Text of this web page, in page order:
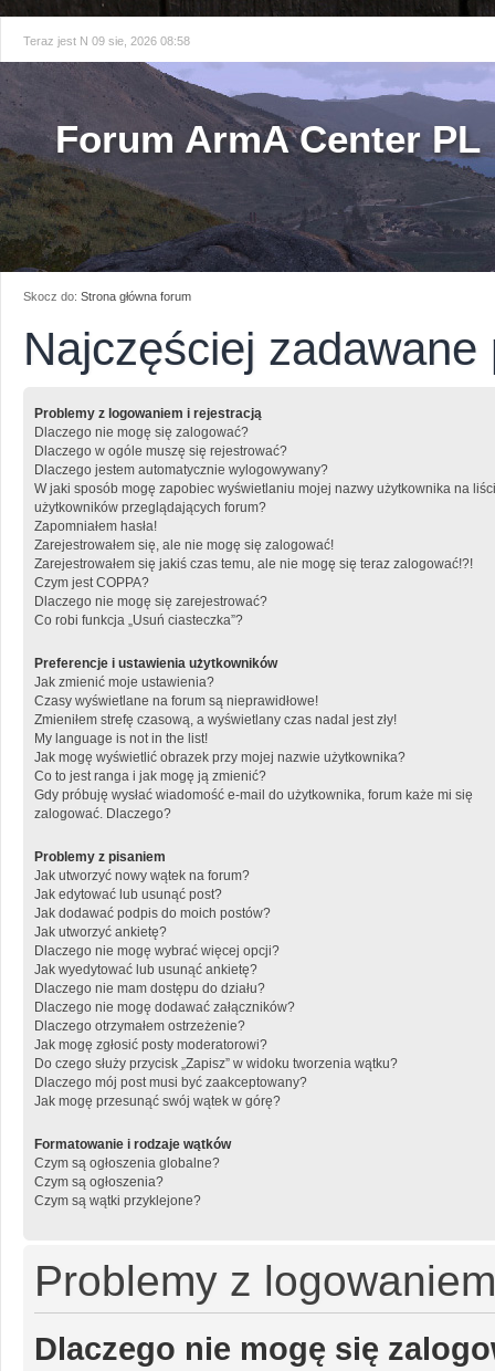
Teraz jest N 09 sie, 2026 08:58
Forum ArmA Center PL
Skocz do: Strona główna forum
Najczęściej zadawane
Problemy z logowaniem i rejestracją
Dlaczego nie mogę się zalogować?
Dlaczego w ogóle muszę się rejestrować?
Dlaczego jestem automatycznie wylogowywany?
W jaki sposób mogę zapobiec wyświetlaniu mojej nazwy użytkownika na
użytkowników przeglądających forum?
Zapomniałem hasła!
Zarejestrowałem się, ale nie mogę się zalogować!
Zarejestrowałem się jakiś czas temu, ale nie mogę się teraz zalogować!?!
Czym jest COPPA?
Dlaczego nie mogę się zarejestrować?
Co robi funkcja „Usuń ciasteczka”?
Preferencje i ustawienia użytkowników
Jak zmienić moje ustawienia?
Czasy wyświetlane na forum są nieprawidłowe!
Zmieniłem strefę czasową, a wyświetlany czas nadal jest zły!
My language is not in the list!
Jak mogę wyświetlić obrazek przy mojej nazwie użytkownika?
Co to jest ranga i jak mogę ją zmienić?
Gdy próbuję wysłać wiadomość e-mail do użytkownika, forum każe mi się
zalogować. Dlaczego?
Problemy z pisaniem
Jak utworzyć nowy wątek na forum?
Jak edytować lub usunąć post?
Jak dodawać podpis do moich postów?
Jak utworzyć ankietę?
Dlaczego nie mogę wybrać więcej opcji?
Jak wyedytować lub usunąć ankietę?
Dlaczego nie mam dostępu do działu?
Dlaczego nie mogę dodawać załączników?
Dlaczego otrzymałem ostrzeżenie?
Jak mogę zgłosić posty moderatorowi?
Do czego służy przycisk „Zapisz” w widoku tworzenia wątku?
Dlaczego mój post musi być zaakceptowany?
Jak mogę przesunąć swój wątek w górę?
Formatowanie i rodzaje wątków
Czym są ogłoszenia globalne?
Czym są ogłoszenia?
Czym są wątki przyklejone?
Problemy z
Dlaczego nie mogę się